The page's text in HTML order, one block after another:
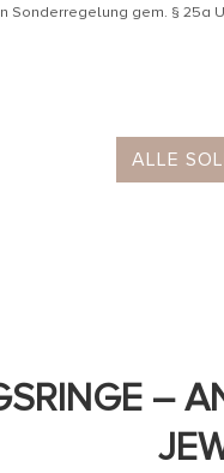
Sonderregelung gem. § 25a
ALLE
–